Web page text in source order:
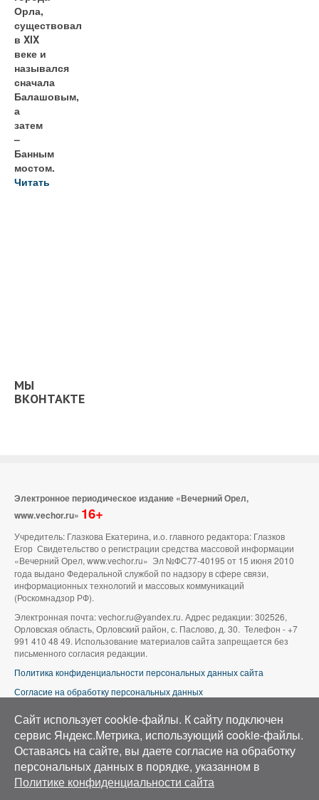
Орла,
существовал
в XIX
веке и
назывался
сначала
Балашовым,
а
затем
–
Банным
мостом.
Читать
МЫ
ВКОНТАКТЕ
Электронное периодическое издание «Вечерний Орел,
www.vechor.ru» 16+
Учредитель: Глазкова Екатерина, и.о. главного редактора: Глазков
Егор Свидетельство о регистрации средства массовой информации
«Вечерний Орел, www.vechor.ru» Эл №ФС77-40195 от 15 июня 2010
года выдано Федеральной службой по надзору в сфере связи,
информационных технологий и массовых коммуникаций
(Роскомнадзор РФ).
Электронная почта: vechor.ru@yandex.ru. Адрес редакции: 302526,
Орловская область, Орловский район, с. Паслово, д. 30. Телефон - +7
991 410 48 49. Использование материалов сайта запрещается без
письменного согласия редакции.
Политика конфиденциальности персональных данных сайта
Согласие на обработку персональных данных
Аэросъемка в Орле»
Сайт использует cookie-файлы. К cайту подключен
сервис Яндекс.Метрика, использующий cookie-файлы.
Оставаясь на сайте, вы даете согласие на обработку
персональных данных в порядке, указанном в
Политике конфиденциальности сайта